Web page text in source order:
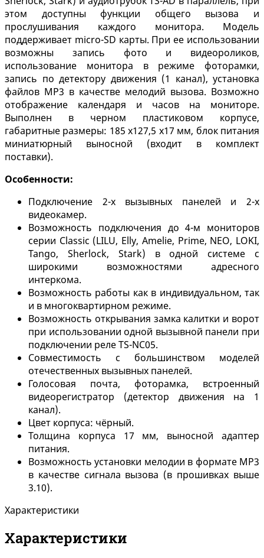
этом доступны функции общего вызова и
прослушивания каждого монитора. Модель
поддерживает micro-SD карты. При ее использовании
возможны запись фото и видеороликов,
использование монитора в режиме фоторамки,
запись по детектору движения (1 канал), установка
файлов MP3 в качестве мелодий вызова. Возможно
отображение календаря и часов на мониторе.
Выполнен в черном пластиковом корпусе,
габаритные размеры: 185 х127,5 х17 мм, блок питания
миниатюрный выносной (входит в комплект
поставки).
Особенности:
Подключение 2-х вызывных панелей и 2-х
видеокамер.
Возможность подключения до 4-м мониторов
серии Classic (LILU, Elly, Amelie, Prime, NEO, LOKI,
Tango, Sherlock, Stark) в одной системе с
широкими возможностями адресного
интеркома.
Возможность работы как в индивидуальном, так
и в многоквартирном режиме.
Возможность открывания замка калитки и ворот
при использовании одной вызывной панели при
подключении реле TS-NC05.
Совместимость с большинством моделей
отечественных вызывных панелей.
Голосовая почта, фоторамка, встроенный
видеорегистратор (детектор движения на 1
канал).
Цвет корпуса: чёрный.
Толщина корпуса 17 мм, выносной адаптер
питания.
Возможность установки мелодии в формате MP3
в качестве сигнала вызова (в прошивках выше
3.10).
Характеристики
Характеристики